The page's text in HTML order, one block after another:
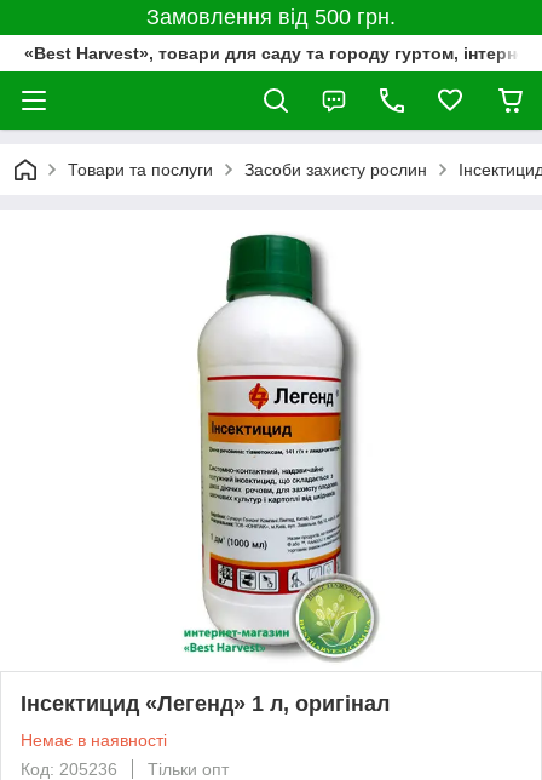
Замовлення від 500 грн.
«Best Harvest», товари для саду та городу гуртом,
Товари та послуги Засоби захисту рослин
Інсектицид «Легенд» 1 л, оригінал
Немає в наявності
Код: 205236
Тільки опт